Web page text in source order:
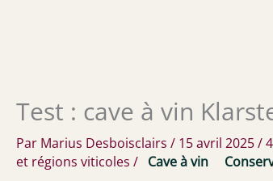
Test : cave à vin
Par Marius Desboisclairs / 15 avril 2025/
et régions viticoles / Cave à vin